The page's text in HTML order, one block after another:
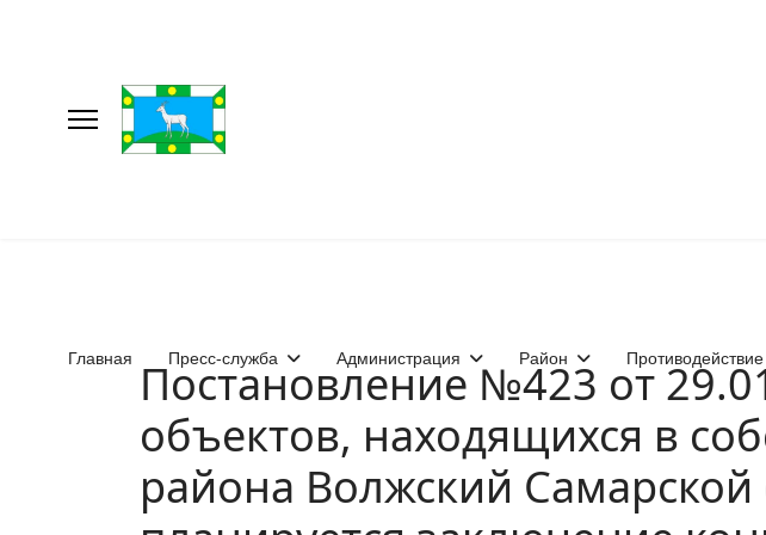
Главная Пресс-служба Администрация Район
Постановление №423 от
объектов, находящихся в
района Волжский